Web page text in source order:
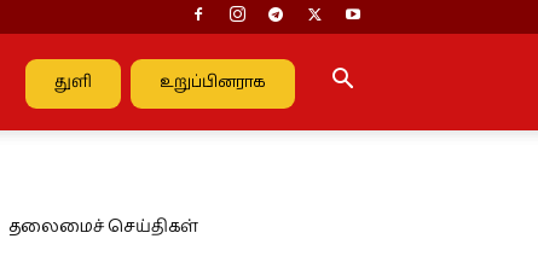
துளி உறுப்பினராக
தலைமைச் செய்திகள்